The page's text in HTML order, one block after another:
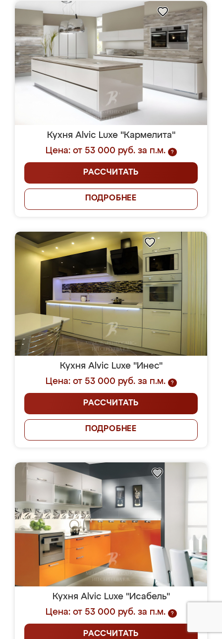
Кухня Alvic Luxe "Кармелита"
Цена: от 53 000 руб. за п.м.
?
РАССЧИТАТЬ
ПОДРОБНЕЕ
Кухня Alvic Luxe "Инес"
Цена: от 53 000 руб. за п.м.
?
РАССЧИТАТЬ
ПОДРОБНЕЕ
Кухня Alvic Luxe "Исабель"
Цена: от 53 000 руб. за п.м.
?
РАССЧИТАТЬ